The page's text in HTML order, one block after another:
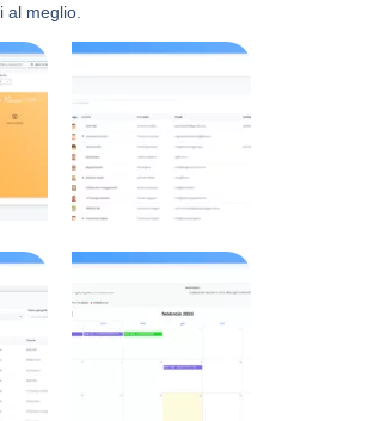
al meglio.